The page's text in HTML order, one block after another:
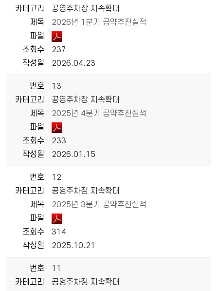
카테고리
공영주차장 지속확대
제목
2026년 1분기 공약추진실적
파일
조회수
237
작성일
2026.04.23
번호
13
카테고리
공영주차장 지속확대
제목
2025년 4분기 공약추진실적
파일
조회수
233
작성일
2026.01.15
번호
12
카테고리
공영주차장 지속확대
제목
2025년 3분기 공약추진실적
파일
조회수
314
작성일
2025.10.21
번호
11
카테고리
공영주차장 지속확대